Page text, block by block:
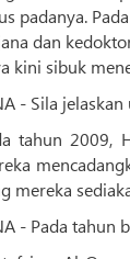
padanya.
dan
kini sibuk
- Sila
tahun 2009,
mereka
- Pada tahun